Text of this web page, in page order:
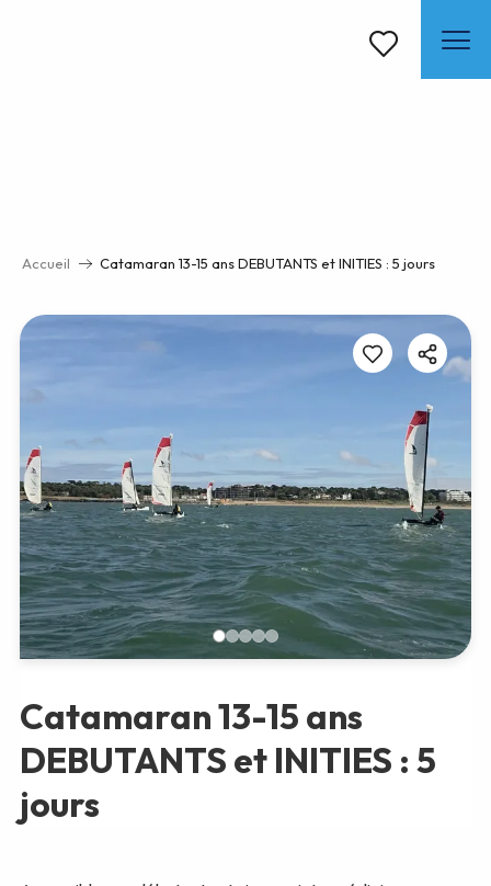
Voir les favoris
Accueil Catamaran 13-15 ans DEBUTANTS et INITIES : 5 jours